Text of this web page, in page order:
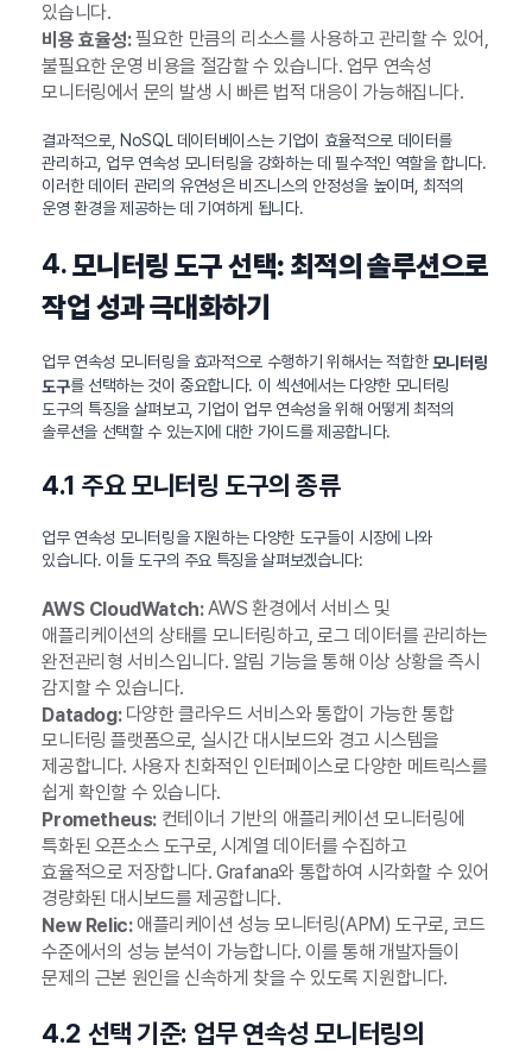
있습니다.
비용 효율성:필요한 만큼의 리소스를 사용하고 관리할 수 있어,
불필요한 운영 비용을 절감할 수 있습니다. 업무 연속성
모니터링에서 문의 발생 시 빠른 법적 대응이 가능해집니다.
결과적으로, NoSQL 데이터베이스는 기업이 효율적으로 데이터를
관리하고, 업무 연속성 모니터링을 강화하는 데 필수적인 역할을 합니다.
이러한 데이터 관리의 유연성은 비즈니스의 안정성을 높이며, 최적의
운영 환경을 제공하는 데 기여하게 됩니다.
4.모니터링 도구 선택: 최적의 솔루션으로
작업 성과 극대화하기
업무 연속성 모니터링을 효과적으로 수행하기 위해서는 적합한모니터링
도구를 선택하는 것이 중요합니다. 이 섹션에서는 다양한 모니터링
도구의 특징을 살펴보고, 기업이 업무 연속성을 위해 어떻게 최적의
솔루션을 선택할 수 있는지에 대한 가이드를 제공합니다.
4.1 주요 모니터링 도구의 종류
업무 연속성 모니터링을 지원하는 다양한 도구들이 시장에 나와
있습니다. 이들 도구의 주요 특징을 살펴보겠습니다:
AWS CloudWatch:AWS 환경에서 서비스 및
애플리케이션의 상태를 모니터링하고, 로그 데이터를 관리하는
완전관리형 서비스입니다. 알림 기능을 통해 이상 상황을 즉시
감지할 수 있습니다.
Datadog:다양한 클라우드 서비스와 통합이 가능한 통합
모니터링 플랫폼으로, 실시간 대시보드와 경고 시스템을
제공합니다. 사용자 친화적인 인터페이스로 다양한 메트릭스를
쉽게 확인할 수 있습니다.
Prometheus:컨테이너 기반의 애플리케이션 모니터링에
특화된 오픈소스 도구로, 시계열 데이터를 수집하고
효율적으로 저장합니다. Grafana와 통합하여 시각화할 수 있어
경량화된 대시보드를 제공합니다.
New Relic:애플리케이션 성능 모니터링(APM) 도구로, 코드
수준에서의 성능 분석이 가능합니다. 이를 통해 개발자들이
문제의 근본 원인을 신속하게 찾을 수 있도록 지원합니다.
4.2 선택 기준: 업무 연속성 모니터링의